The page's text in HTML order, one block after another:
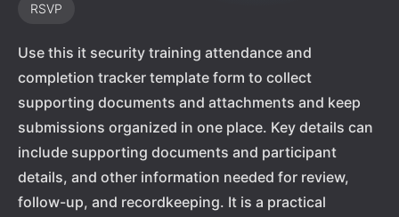
RSVP
Use this it security training attendance and
completion tracker template form to collect
supporting documents and attachments and keep
submissions organized in one place. Key details can
include supporting documents and participant
details, and other information needed for review,
follow-up, and recordkeeping. It is a practical